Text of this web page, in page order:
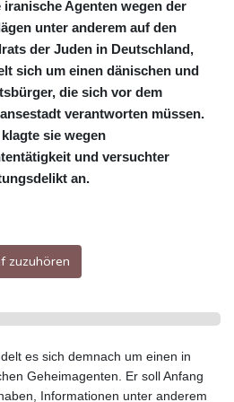
Agenten wegen der
unter anderem auf den
der Juden in Deutschland,
sich um einen dänischen und
die sich vor dem
verantworten müssen.
sie wegen
und versuchter
an.
zuzuhören
es sich demnach um einen in
Geheimagenten. Er soll Anfang
Informationen unter anderem